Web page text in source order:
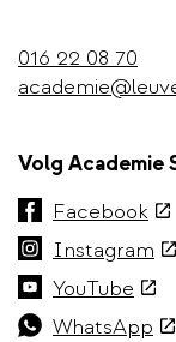
016 22 08 70
Volg Academie
Facebook
link)
Instagram
YouTube
link)
WhatsApp